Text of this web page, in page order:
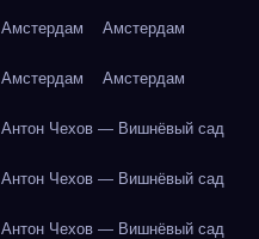
Амстердам Амстердам
Амстердам Амстердам
Антон Чехов — Вишнёвый сад
Антон Чехов — Вишнёвый сад
Антон Чехов — Вишнёвый сад